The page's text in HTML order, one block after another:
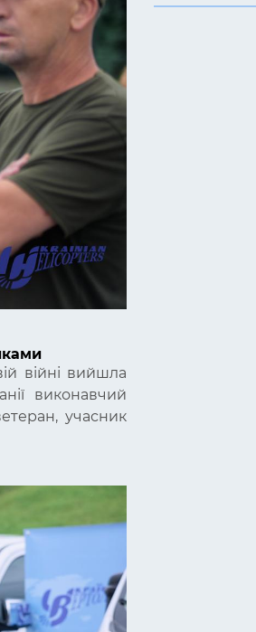
війні вийшла
виконавчий
учасник